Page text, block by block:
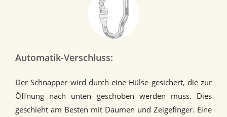
Automatik-Verschluss:
Der Schnapper wird durch eine Hülse gesichert, die zur
Öffnung nach unten geschoben werden muss. Dies
geschieht am Besten mit Daumen und Zeigefinger. Eine